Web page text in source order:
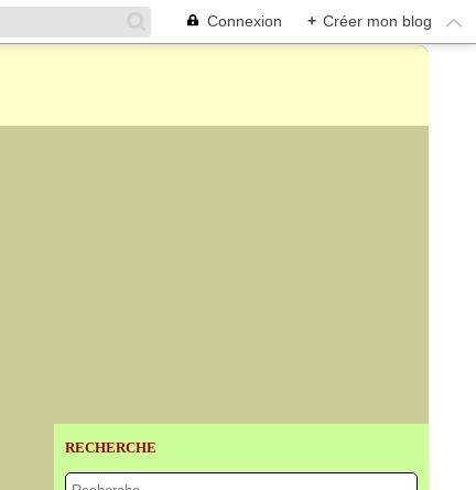
Connexion + Créer mon blog
RECHERCHE